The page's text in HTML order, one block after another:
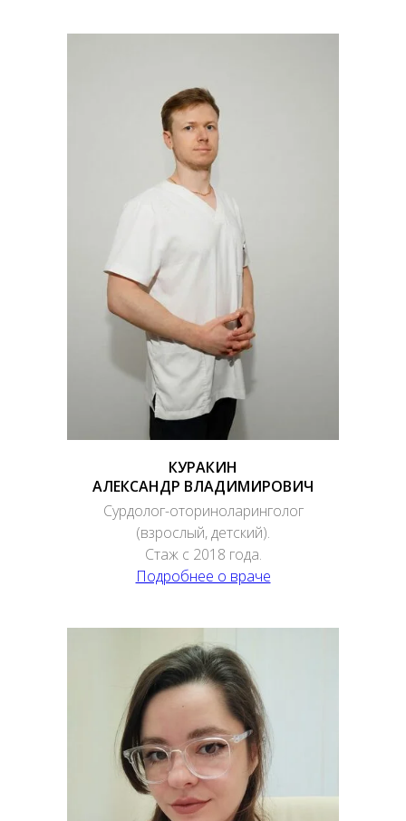
КУРАКИН
АЛЕКСАНДР ВЛАДИМИРОВИЧ
Сурдолог-оториноларинголог
(взрослый, детский).
Стаж с 2018 года.
Подробнее о враче